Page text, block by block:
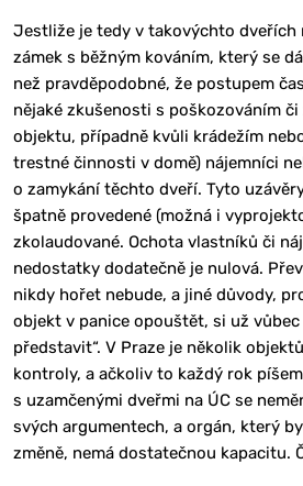
Jestliže je tedy v takovýchto dveřích
zámek s běžným kováním, který se
než pravděpodobné, že postupem
nějaké zkušenosti s poškozováním
objektu, případně kvůli krádežím
trestné činnosti v domě) nájemníci
o zamykání těchto dveří. Tyto
špatně provedené (možná i
zkolaudované. Ochota vlastníků či
nedostatky dodatečně je nulová.
nikdy hořet nebude, a jiné důvody,
objekt v panice opouštět, si už vůbec
představit“. V Praze je několik
kontroly, a ačkoliv to každý rok
s uzamčenými dveřmi na ÚC se
svých argumentech, a orgán, který
změně, nemá dostatečnou kapacitu.